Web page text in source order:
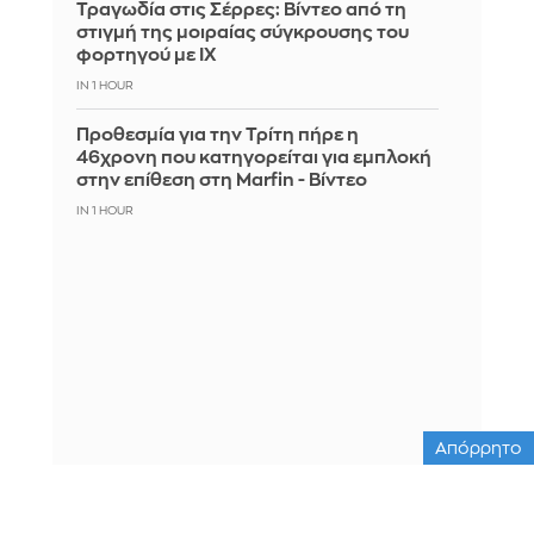
Τραγωδία στις Σέρρες: Βίντεο από τη
στιγμή της μοιραίας σύγκρουσης του
φορτηγού με ΙΧ
IN 1 HOUR
Προθεσμία για την Τρίτη πήρε η
46χρονη που κατηγορείται για εμπλοκή
στην επίθεση στη Marfin - Βίντεο
IN 1 HOUR
Απόρρητο